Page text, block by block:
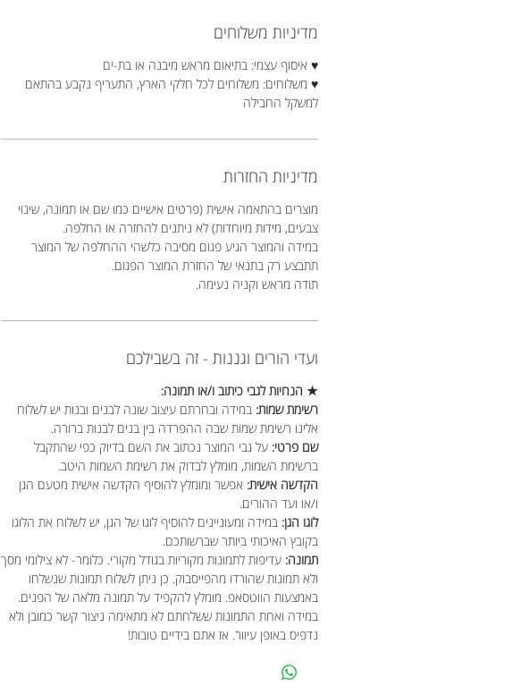
מדיניות משלוחים
♥ איסוף עצמי: בתיאום מראש מיבנה או בת-ים
♥ משלוחים: משלוחים לכל חלקי הארץ, התעריף נקבע בהתאם
למשקל החבילה
מדיניות החזרות
מוצרים בהתאמה אישית (פרטים אישיים כמו שם או תמונה, שינוי
צבעים, מידות מיוחדות) לא ניתנים להחזרה או החלפה.
במידה והמוצר הגיע פגום מסיבה כלשהי ההחלפה של המוצר
תתבצע רק בתנאי של החזרת המוצר הפגום.
תודה מראש וקניה נעימה.
ועדי הורים וגננות - זה בשבילכם
★ הנחיות לגבי כיתוב ו/או תמונה:
רשימת שמות: במידה ובחרתם עיצוב שונה לבנים ובנות יש לשלוח
אלינו רשימת שמות שבה ההפרדה בין בנים לבנות ברורה.
שם פרטי: על גבי המוצר נכתוב את השם בדיוק כפי שהתקבל
ברשימת השמות, מומלץ לבדוק את רשימת השמות היטב.
הקדשה אישית: אפשר ומומלץ להוסיף הקדשה אישית מטעם הגן
ו/או ועד ההורים.
לוגו הגן: במידה ומעוניינים להוסיף לוגו של הגן, יש לשלוח את הלוגו
בקובץ האיכותי ביותר שברשותכם.
תמונה: עדיפות לתמונות מקוריות בגודל מקורי. כלומר- לא צילומי מסך
ולא תמונות שהורדו מהפייסבוק. כן ניתן לשלוח תמונות שנשלחו
באמצעות הווטסאפ. מומלץ להקפיד על תמונה מלאה של הפנים.
במידה ואחת התמונות ששלחתם לא מתאימה ניצור קשר כמובן ולא
נדפיס באופן עיוור. אז אתם בידיים טובות!